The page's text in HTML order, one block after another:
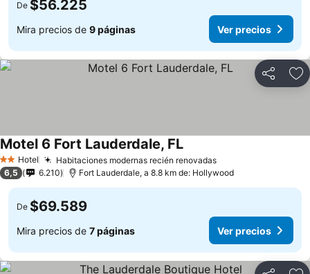
De $56.225
Mira precios de 9 páginas Ver precios
Compartir
2 Estrellas
Hotel Habitaciones modernas recién renovadas
Motel 6 Fort Lauderdale, FL
6,5 6.210 Fort Lauderdale, a 8.8 km de: Hollywood
De $69.589
Mira precios de 7 páginas Ver precios